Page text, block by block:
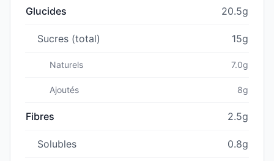
Glucides 20.5g
Sucres (total) 15g
Naturels 7.0g
Ajoutés 8g
Fibres 2.5g
Solubles 0.8g